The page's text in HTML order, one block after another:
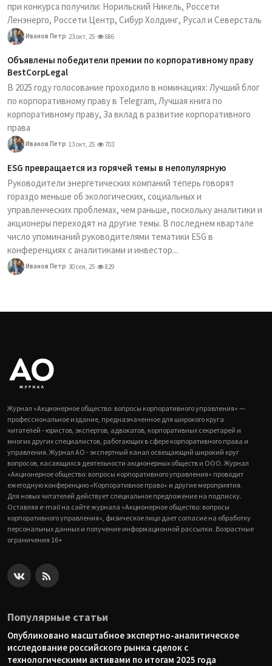
при конкурса получили: Норильский Никель, Россети
Ленэнерго, Россети Центр, Сибур Холдинг, Русал и Северсталь
Иванов Петр 23 окт, 25 686
Объявлены победители премии по корпоративному праву
BestCorpLegal
В 2025 году голосование проходило в номинациях: Лучший блог
по корпоративному праву в Telegram, Лучшая книга по
корпоративному праву, За вклад в развитие корпоративного
права
Иванов Петр 13 окт, 25 703
ESG превращается из горячей темы в непопулярную
Руководители энергетических компаний теперь говорят
гораздо меньше об экологических, социальных и
управленческих проблемах, чем раньше, поскольку аналитики и
акционеры переходят на другие темы. В последнем квартале
число упоминаний руководителями тематики ESG в
конференциях с аналитиками и инвестор...
Иванов Петр 30 сен, 25 829
Журнал «Акционерное общество: вопросы корпоративного управления» —
профессиональное издание, предназначенное для широкого круга
читателей - юристов, экспертов, адвокатов, корпоративных секретарей и
многих других специалистов, работающих в сфере корпоративного права и
управления. Журнал АО - экспертный канал освещающий широкий круг
вопросов, касающихся деятельности акционерных обществ и ООО. Журнал
«Акционерное общество: вопросы корпоративного управления» проводит
ежегодную конференцию «Корпоративное право» и другие мероприятия.
Для новых читателей действует специальное предложение на подписку.
Оставляя e-mail на сайте журнала «Акционерное общество: вопросы
корпоративного управления», физическое лицо дает согласие на обработку
персональных данных и получение информационной рассылки. Возрастные
ограничения 16+
Популярные статьи
Опубликовано масштабное экспертно-аналитическое
исследование российского рынка сделок с
технологическими активами по итогам 2025 года